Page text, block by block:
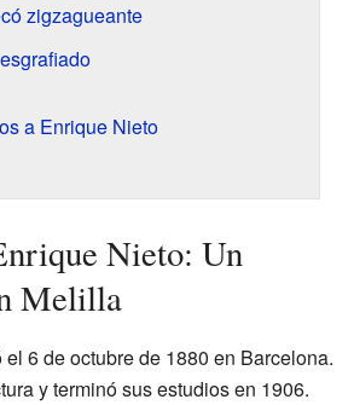
zigzagueante
a Enrique Nieto
Nieto: Un
Melilla
6 de octubre de 1880 en Barcelona.
y terminó sus estudios en 1906.